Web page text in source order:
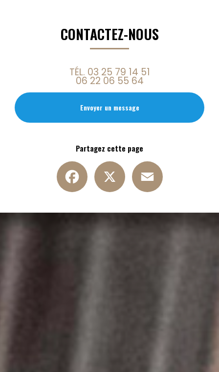
CONTACTEZ-NOUS
TÉL. 03 25 79 14 51
06 22 06 55 64
Envoyer un message
Partagez cette page
Facebook